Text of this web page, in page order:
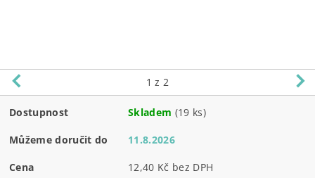
1 z 2
Dostupnost Skladem (19 ks)
Můžeme doručit do 11.8.2026
Cena 12,40 Kč bez DPH